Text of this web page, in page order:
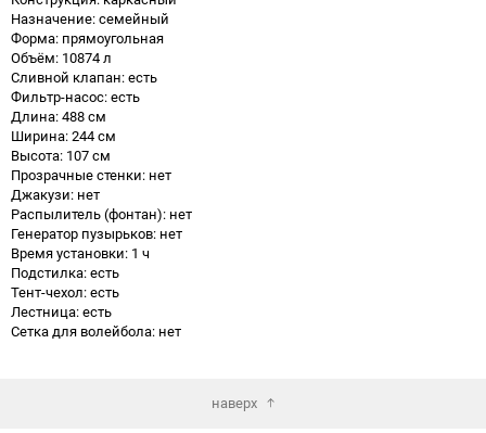
Назначение: семейный
Форма: прямоугольная
Объём: 10874 л
Сливной клапан: есть
Фильтр-насос: есть
Длина: 488 см
Ширина: 244 см
Высота: 107 см
Прозрачные стенки: нет
Джакузи: нет
Распылитель (фонтан): нет
Генератор пузырьков: нет
Время установки: 1 ч
Подстилка: есть
Тент-чехол: есть
Лестница: есть
Сетка для волейбола: нет
наверх